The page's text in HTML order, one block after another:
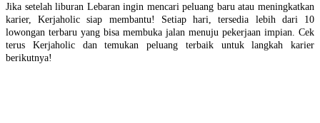
Jika setelah liburan Lebaran ingin mencari peluang baru atau meningkatkan
karier, Kerjaholic siap membantu! Setiap hari, tersedia lebih dari 10
lowongan terbaru yang bisa membuka jalan menuju pekerjaan impian. Cek
terus Kerjaholic dan temukan peluang terbaik untuk langkah karier
berikutnya!